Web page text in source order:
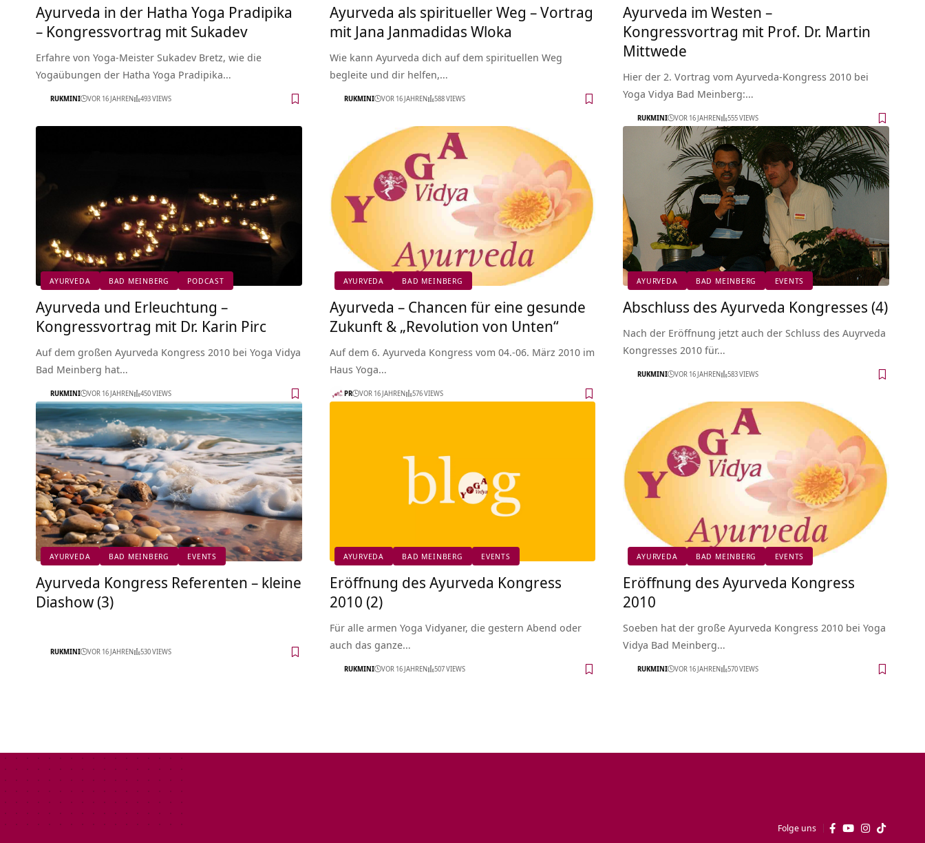
Ayurveda in der Hatha Yoga Pradipika
– Kongressvortrag mit Sukadev
Erfahre von Yoga-Meister Sukadev Bretz, wie die
Yogaübungen der Hatha Yoga Pradipika…
RUKMINI VOR 16 JAHREN 493 VIEWS
Ayurveda als spiritueller Weg – Vortrag
mit Jana Janmadidas Wloka
Wie kann Ayurveda dich auf dem spirituellen Weg
begleite und dir helfen,…
RUKMINI VOR 16 JAHREN 588 VIEWS
Ayurveda im Westen –
Kongressvortrag mit Prof. Dr. Martin
Mittwede
Hier der 2. Vortrag vom Ayurveda-Kongress 2010 bei
Yoga Vidya Bad Meinberg:…
RUKMINI VOR 16 JAHREN 555 VIEWS
AYURVEDA BAD MEINBERG PODCAST
Ayurveda und Erleuchtung –
Kongressvortrag mit Dr. Karin Pirc
Auf dem großen Ayurveda Kongress 2010 bei Yoga Vidya
Bad Meinberg hat…
RUKMINI VOR 16 JAHREN 450 VIEWS
AYURVEDA BAD MEINBERG
Ayurveda – Chancen für eine gesunde
Zukunft & „Revolution von Unten“
Auf dem 6. Ayurveda Kongress vom 04.-06. März 2010 im
Haus Yoga…
PR VOR 16 JAHREN 576 VIEWS
AYURVEDA BAD MEINBERG EVENTS
Abschluss des Ayurveda Kongresses (4)
Nach der Eröffnung jetzt auch der Schluss des Auyrveda
Kongresses 2010 für…
RUKMINI VOR 16 JAHREN 583 VIEWS
AYURVEDA BAD MEINBERG EVENTS
Ayurveda Kongress Referenten – kleine
Diashow (3)
RUKMINI VOR 16 JAHREN 530 VIEWS
AYURVEDA BAD MEINBERG EVENTS
Eröffnung des Ayurveda Kongress
2010 (2)
Für alle armen Yoga Vidyaner, die gestern Abend oder
auch das ganze…
RUKMINI VOR 16 JAHREN 507 VIEWS
AYURVEDA BAD MEINBERG EVENTS
Eröffnung des Ayurveda Kongress
2010
Soeben hat der große Ayurveda Kongress 2010 bei Yoga
Vidya Bad Meinberg…
RUKMINI VOR 16 JAHREN 570 VIEWS
Folge uns